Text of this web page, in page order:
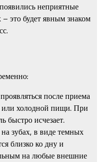
неприятные
это будет явным знаком
после приема
или холодной пищи. При
быстро исчезает.
зубах, в виде темных
близко ко дну и
на любые внешние